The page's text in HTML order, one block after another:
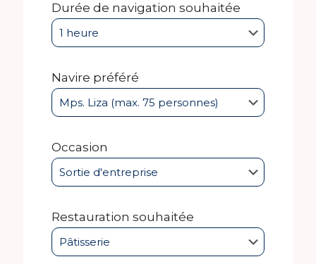
Durée de navigation souhaitée
Navire préféré
Occasion
Restauration souhaitée